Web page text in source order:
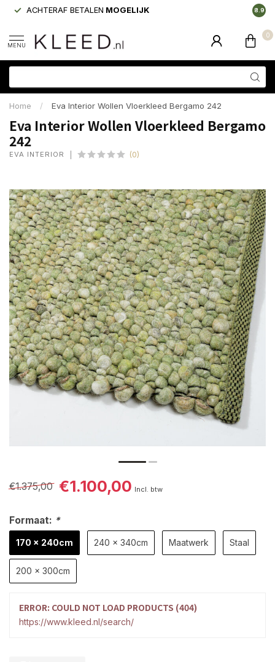
ACHTERAF BETALEN MOGELIJK 8.9
MENU
0
Home / Eva Interior Wollen Vloerkleed Bergamo 242
Eva Interior Wollen Vloerkleed Bergamo
242
EVA INTERIOR (0)
€1.375,00 €1.100,00 Incl. btw
Formaat: *
170 x 240cm 240 x 340cm Maatwerk Staal
200 x 300cm
ERROR: COULD NOT LOAD PRODUCTS (404)
https://www.kleed.nl/search/